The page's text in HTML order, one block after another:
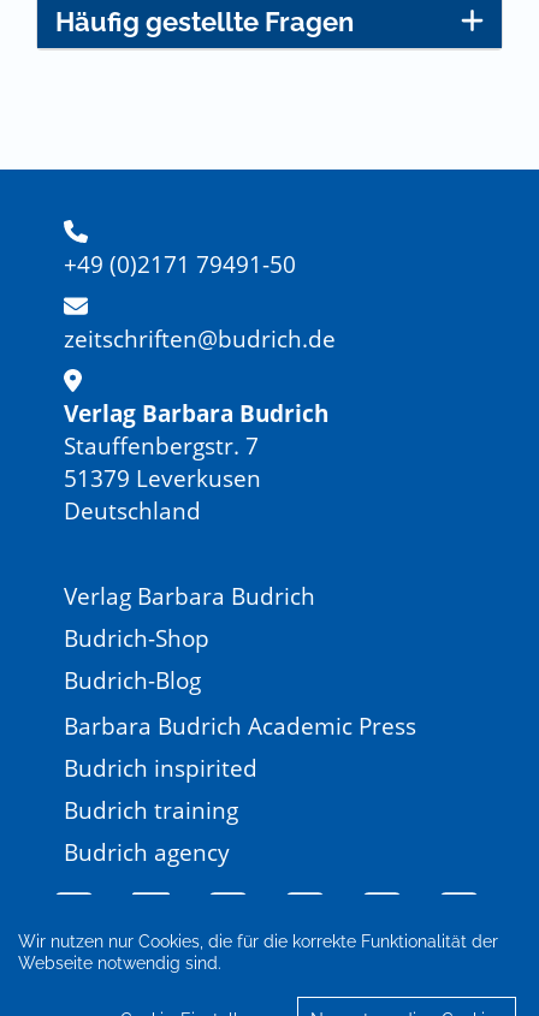
Wir nutzen nur Cookies, die für die korrekte Funktionalität der
Webseite notwendig sind.
Häufig gestellte Fragen
+49 (0)2171 79491-50
zeitschriften@budrich.de
Verlag Barbara Budrich
Stauffenbergstr. 7
51379 Leverkusen
Deutschland
Verlag Barbara Budrich
Budrich-Shop
Budrich-Blog
Barbara Budrich Academic Press
Budrich inspirited
Budrich training
Budrich agency
Impressum